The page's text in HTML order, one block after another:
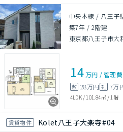
中央本線 / 八王子
築7年 / 2階建
東京都八王子市大
14万円 /管理費
敷 28万円 礼 7万
4LDK/ 101.84㎡/ 1階
賃貸物件 Kolet八王子大楽寺#04